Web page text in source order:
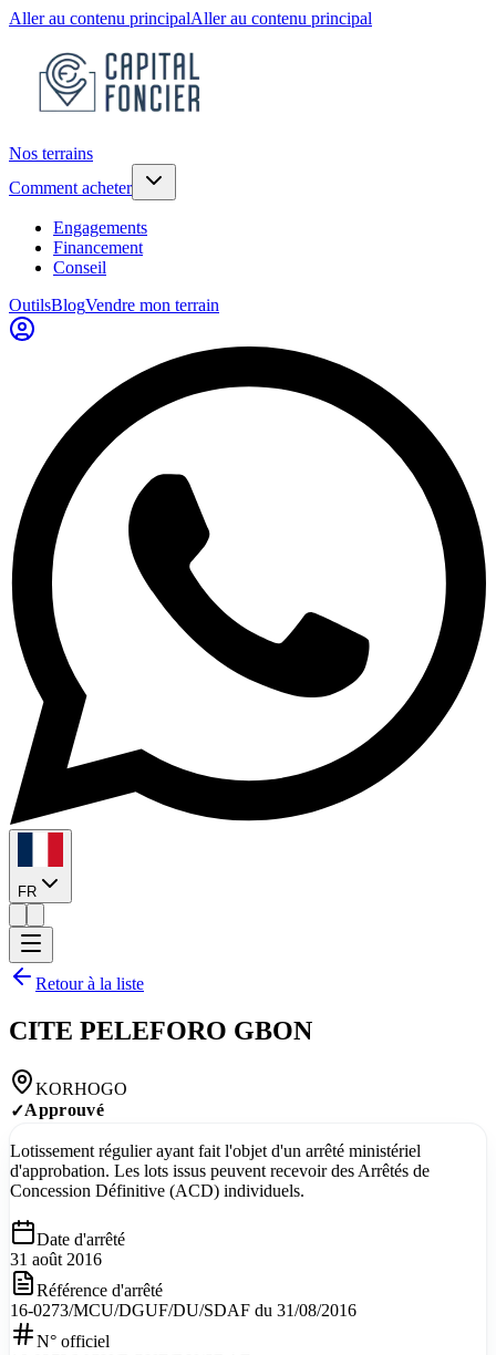
Aller au contenu principalAller au contenu principal
Nos terrains
Comment acheter
Engagements
Financement
Conseil
OutilsBlogVendre mon terrain
FR
Retour à la liste
CITE PELEFORO GBON
KORHOGO
✓Approuvé
Lotissement régulier ayant fait l'objet d'un arrêté ministériel
d'approbation. Les lots issus peuvent recevoir des Arrêtés de
Concession Définitive (ACD) individuels.
Date d'arrêté
31 août 2016
Référence d'arrêté
16-0273/MCU/DGUF/DU/SDAF du 31/08/2016
N° officiel